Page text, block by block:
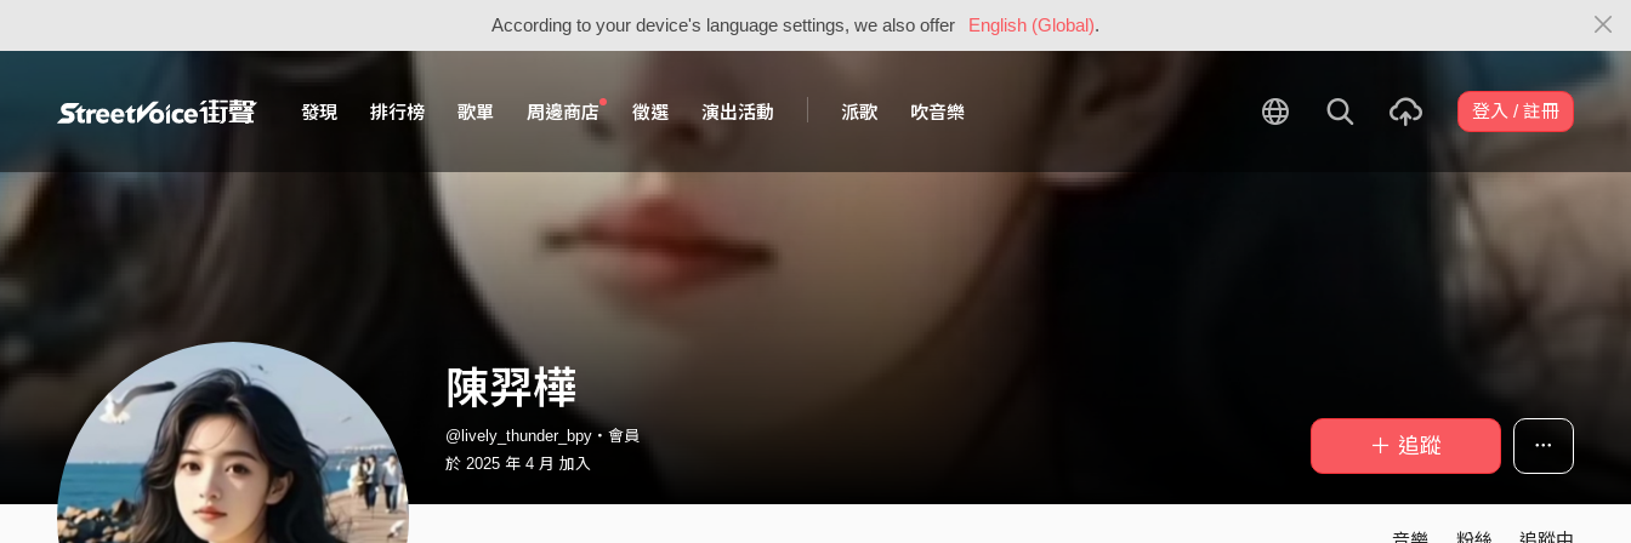
According to your device's language settings, we also offer English (Global).
發現 排行榜 歌單 周邊商店 徵選 演出活動 派歌 吹音樂 登入 / 註冊
陳羿樺
@lively_thunder_bpy・會員
於 2025 年 4 月 加入
＋ 追蹤